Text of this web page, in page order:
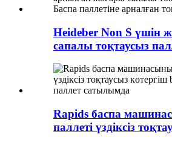
Heideber Non S үшін
сапалы тоқтаусыз
Rapids баспа
паллеті үздіксіз